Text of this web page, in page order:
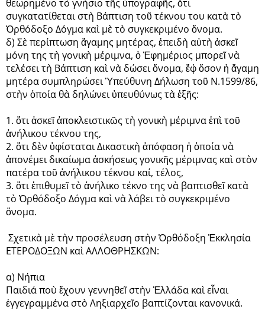
θεωρημένο τὸ γνήσιο τῆς ὑπογραφῆς, ὅτι
συγκατατίθεται στὴ Βάπτιση τοῦ τέκνου του κατὰ τὸ
Ὀρθόδοξο Δόγμα καὶ μὲ τὸ συγκεκριμένο ὄνομα.
δ) Σὲ περίπτωση ἄγαμης μητέρας, ἐπειδὴ αὐτὴ ἀσκεῖ
μόνη της τὴ γονικὴ μέριμνα, ὁ Ἐφημέριος μπορεῖ νὰ
τελέσει τὴ Βάπτιση καὶ νὰ δώσει ὄνομα, ἔφ΄ ὅσον ἡ ἄγαμη
μητέρα συμπληρώσει Ὑπεύθυνη Δήλωση τοῦ Ν.1599/86,
στὴν ὁποία θὰ δηλώνει ὑπευθύνως τὰ ἑξῆς:
1. ὅτι ἀσκεῖ ἀποκλειστικῶς τὴ γονικὴ μέριμνα ἐπὶ τοῦ
ἀνήλικου τέκνου της,
2. ὅτι δὲν ὑφίσταται Δικαστικὴ ἀπόφαση ἡ ὁποία νὰ
ἀπονέμει δικαίωμα ἀσκήσεως γονικῆς μέριμνας καὶ στὸν
πατέρα τοῦ ἀνήλικου τέκνου καί, τέλος,
3. ὅτι ἐπιθυμεῖ τὸ ἀνήλικο τέκνο της νὰ βαπτισθεῖ κατὰ
τὸ Ὀρθόδοξο Δόγμα καὶ νὰ λάβει τὸ συγκεκριμένο
ὄνομα.
Σχετικὰ μὲ τὴν προσέλευση στὴν Ὀρθόδοξη Ἐκκλησία
ΕΤΕΡΟΔΟΞΩΝ καὶ ΑΛΛΟΘΡΗΣΚΩΝ:
α) Νήπια
Παιδιά ποὺ ἔχουν γεννηθεῖ στὴν Ἑλλάδα καὶ εἶναι
ἐγγεγραμμένα στὸ Ληξιαρχεῖο βαπτίζονται κανονικά.